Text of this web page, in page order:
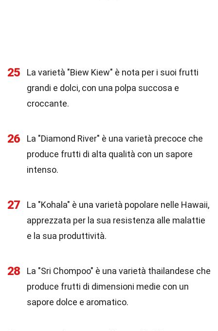
25
La varietà "Biew Kiew" è nota per i suoi frutti
grandi e dolci, con una polpa succosa e
croccante.
26
La "Diamond River" è una varietà precoce che
produce frutti di alta qualità con un sapore
intenso.
27
La "Kohala" è una varietà popolare nelle Hawaii,
apprezzata per la sua resistenza alle malattie
e la sua produttività.
28
La "Sri Chompoo" è una varietà thailandese che
produce frutti di dimensioni medie con un
sapore dolce e aromatico.